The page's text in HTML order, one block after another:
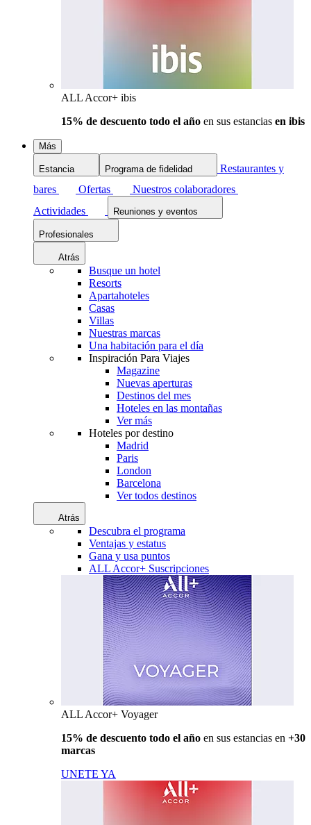
ALL Accor+ ibis
15% de descuento todo el año en sus estancias en ibis
Más
Estancia Programa de fidelidad
Restaurantes y
bares
Ofertas
Nuestros colaboradores
Actividades
Reuniones y eventos
Profesionales
Atrás
Busque un hotel
Resorts
Apartahoteles
Casas
Villas
Nuestras marcas
Una habitación para el día
Inspiración Para Viajes
Magazine
Nuevas aperturas
Destinos del mes
Hoteles en las montañas
Ver más
Hoteles por destino
Madrid
Paris
London
Barcelona
Ver todos destinos
Atrás
Descubra el programa
Ventajas y estatus
Gana y usa puntos
ALL Accor+ Suscripciones
ALL Accor+ Voyager
15% de descuento todo el año en sus estancias en +30
marcas
UNETE YA